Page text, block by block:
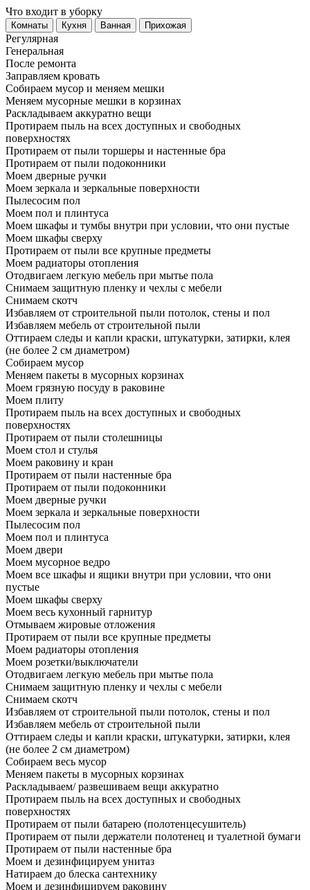
Что входит в уборку
Регу­лярная
Гене­ральная
После ремонта
Заправляем кровать
Собираем мусор и меняем мешки
Меняем мусорные мешки в корзинах
Раскладываем аккуратно вещи
Протираем пыль на всех доступных и свободных
поверхностях
Протираем от пыли торшеры и настенные бра
Протираем от пыли подоконники
Моем дверные ручки
Моем зеркала и зеркальные поверхности
Пылесосим пол
Моем пол и плинтуса
Моем шкафы и тумбы внутри при условии, что они пустые
Моем шкафы сверху
Протираем от пыли все крупные предметы
Моем радиаторы отопления
Отодвигаем легкую мебель при мытье пола
Снимаем защитную пленку и чехлы с мебели
Снимаем скотч
Избавляем от строительной пыли потолок, стены и пол
Избавляем мебель от строительной пыли
Оттираем следы и капли краски, штукатурки, затирки, клея
(не более 2 см диаметром)
Собираем мусор
Меняем пакеты в мусорных корзинах
Моем грязную посуду в раковине
Моем плиту
Протираем пыль на всех доступных и свободных
поверхностях
Протираем от пыли столешницы
Моем стол и стулья
Моем раковину и кран
Протираем от пыли настенные бра
Протираем от пыли подоконники
Моем дверные ручки
Моем зеркала и зеркальные поверхности
Пылесосим пол
Моем пол и плинтуса
Моем двери
Моем мусорное ведро
Моем все шкафы и ящики внутри при условии, что они
пустые
Моем шкафы сверху
Моем весь кухонный гарнитур
Отмываем жировые отложения
Протираем от пыли все крупные предметы
Моем радиаторы отопления
Моем розетки/выключатели
Отодвигаем легкую мебель при мытье пола
Снимаем защитную пленку и чехлы с мебели
Снимаем скотч
Избавляем от строительной пыли потолок, стены и пол
Избавляем мебель от строительной пыли
Оттираем следы и капли краски, штукатурки, затирки, клея
(не более 2 см диаметром)
Собираем весь мусор
Меняем пакеты в мусорных корзинах
Раскладываем/ развешиваем вещи аккуратно
Протираем пыль на всех доступных и свободных
поверхностях
Протираем от пыли батарею (полотенцесушитель)
Протираем от пыли держатели полотенец и туалетной бумаги
Протираем от пыли настенные бра
Моем и дезинфицируем унитаз
Натираем до блеска сантехнику
Моем и дезинфицируем раковину